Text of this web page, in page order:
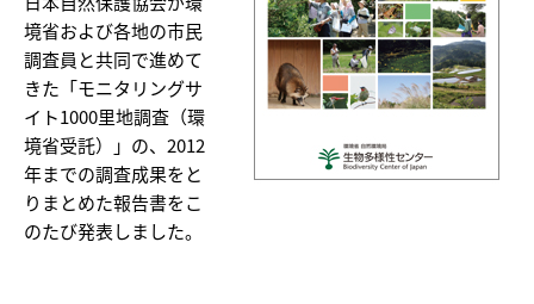
境省および各地の市民
調査員と共同で進めて
きた「モニタリングサ
イト1000里地調査（環
境省受託）」の、2012
年までの調査成果をと
りまとめた報告書をこ
のたび発表しました。